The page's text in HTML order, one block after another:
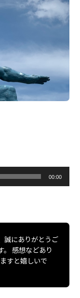
00:00
誠にありがとうご
。 感想などあり
すと嬉しいで